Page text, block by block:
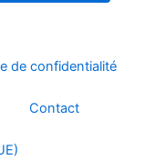
de confidentialité
Contact